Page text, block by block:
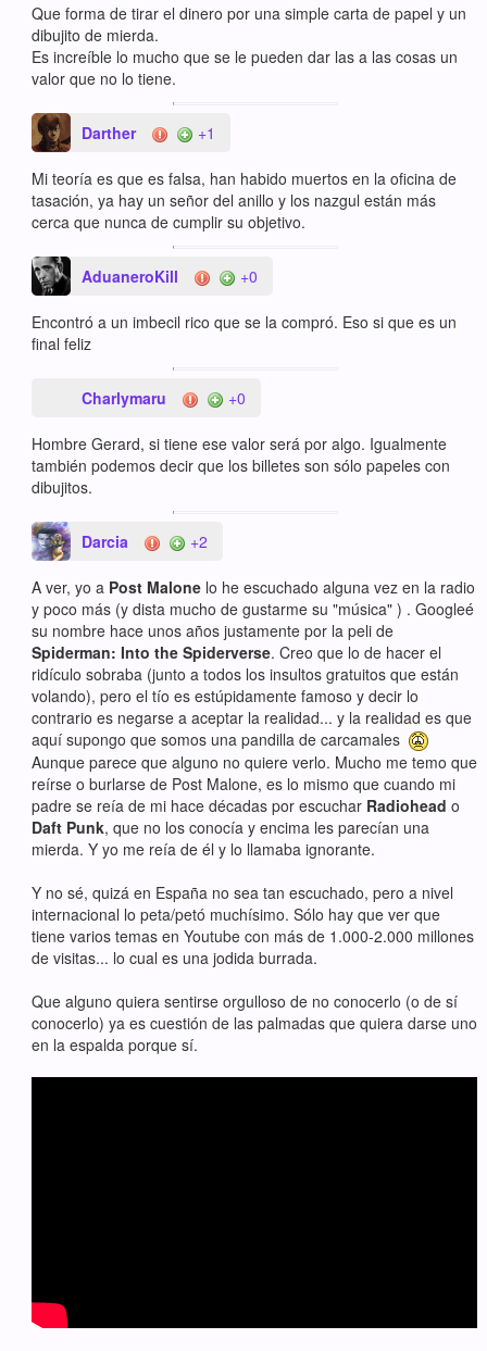
Que forma de tirar el dinero por una simple carta de papel y un
dibujito de mierda.
Es increíble lo mucho que se le pueden dar las a las cosas un
valor que no lo tiene.
Darther +1
Mi teoría es que es falsa, han habido muertos en la oficina de
tasación, ya hay un señor del anillo y los nazgul están más
cerca que nunca de cumplir su objetivo.
AduaneroKill +0
Encontró a un imbecil rico que se la compró. Eso si que es un
final feliz
Charlymaru +0
Hombre Gerard, si tiene ese valor será por algo. Igualmente
también podemos decir que los billetes son sólo papeles con
dibujitos.
Darcia +2
A ver, yo a Post Malone lo he escuchado alguna vez en la radio
y poco más (y dista mucho de gustarme su "música" ) . Googleé
su nombre hace unos años justamente por la peli de
Spiderman: Into the Spiderverse. Creo que lo de hacer el
ridículo sobraba (junto a todos los insultos gratuitos que están
volando), pero el tío es estúpidamente famoso y decir lo
contrario es negarse a aceptar la realidad... y la realidad es que
aquí supongo que somos una pandilla de carcamales
Aunque parece que alguno no quiere verlo. Mucho me temo que
reírse o burlarse de Post Malone, es lo mismo que cuando mi
padre se reía de mi hace décadas por escuchar Radiohead o
Daft Punk, que no los conocía y encima les parecían una
mierda. Y yo me reía de él y lo llamaba ignorante.
Y no sé, quizá en España no sea tan escuchado, pero a nivel
internacional lo peta/petó muchísimo. Sólo hay que ver que
tiene varios temas en Youtube con más de 1.000-2.000 millones
de visitas... lo cual es una jodida burrada.
Que alguno quiera sentirse orgulloso de no conocerlo (o de sí
conocerlo) ya es cuestión de las palmadas que quiera darse uno
en la espalda porque sí.